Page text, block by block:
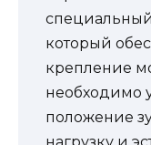
который
крепление
необходимо
положение